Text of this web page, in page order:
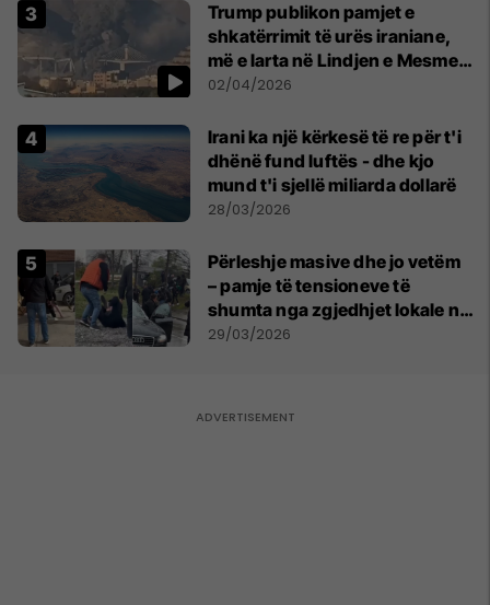
Trump publikon pamjet e
shkatërrimit të urës iraniane,
më e larta në Lindjen e Mesme:
Shumë gjëra të tjera do të
02/04/2026
Irani ka një kërkesë të re për t'i
dhënë fund luftës - dhe kjo
mund t'i sjellë miliarda dollarë
28/03/2026
Përleshje masive dhe jo vetëm
– pamje të tensioneve të
shumta nga zgjedhjet lokale në
disa pjesë të Serbisë
29/03/2026